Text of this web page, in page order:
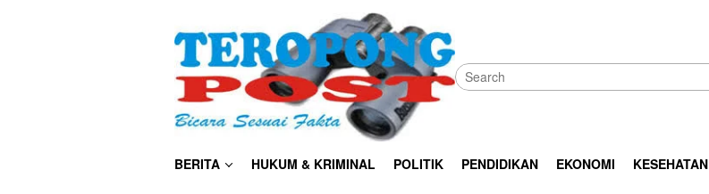
BERITA HUKUM & KRIMINAL POLITIK PENDIDIKAN EKONOMI KESEHATAN